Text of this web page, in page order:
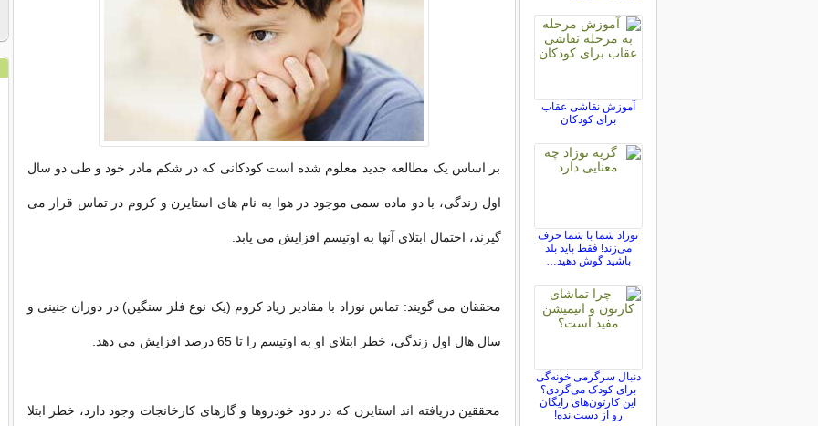
بر اساس یک مطالعه جدید معلوم شده است کودکانی که در شکم مادر خود و طی دو سال
اول زندگی، با دو ماده سمی موجود در هوا به نام های استایرن و کروم در تماس قرار می
گیرند، احتمال ابتلای آنها به اوتیسم افزایش می یابد.
محققان می گویند: تماس نوزاد با مقادیر زیاد کروم (یک نوع فلز سنگین) در دوران جنینی و
سال هال اول زندگی، خطر ابتلای او به اوتیسم را تا 65 درصد افزایش می دهد.
محققین دریافته اند استایرن که در دود خودروها و گازهای کارخانجات وجود دارد، خطر ابتلا
آموزش نقاشی عقاب
برای کودکان
نوزاد شما با شما حرف
می‌زند! فقط باید بلد
باشید گوش دهید…
دنبال سرگرمی خونه‌گی
برای کودک می‌گردی؟
این کارتون‌های رایگان
رو از دست نده!